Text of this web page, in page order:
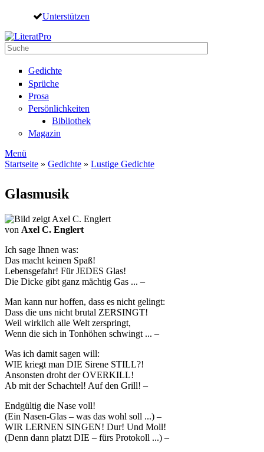
Direkt zum Inhalt
Unterstützen
Suche
Gedichte
Sprüche
Prosa
Persönlichkeiten
Bibliothek
Magazin
Menü
Startseite » Gedichte » Lustige Gedichte
Glasmusik
von Axel C. Englert
Ich sage Ihnen was:
Das macht keinen Spaß!
Lebensgefahr! Für JEDES Glas!
Die Dicke gibt ganz mächtig Gas ... –
Man kann nur hoffen, dass es nicht gelingt:
Dass die uns nicht brutal ZERSINGT!
Weil wirklich alle Welt zerspringt,
Wenn die sich in Tonhöhen schwingt ... –
Was ich damit sagen will:
WIE kriegt man DIE Sirene STILL?!
Ansonsten droht der OVERKILL!
Ab mit der Schachtel! Auf den Grill! –
Endgültig die Nase voll!
(Ein Nasen-Glas – was das wohl soll ...) –
WIR LERNEN SINGEN! Dur! Und Moll!
(Denn dann platzt DIE – fürs Protokoll ...) –